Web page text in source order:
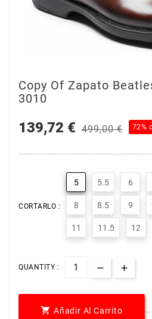
Copy Of Zapato
3010
139,72 € 499,00 € 72%
CORTARLO :
5 5.5 6
8 8.5 9
11 11.5 12
QUANTITY :
 Añadir Al Carrito